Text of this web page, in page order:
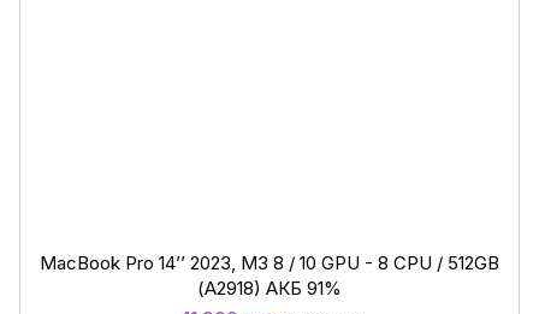
MacBook Pro 14’’ 2023, M3 8 / 10 GPU - 8 CPU / 512GB
(А2918) АКБ 91%